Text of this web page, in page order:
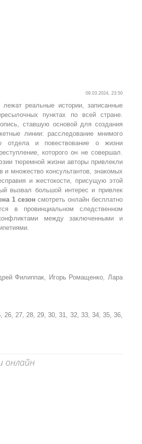
09.03.2024, 23:50
реальные истории, записанные
пунктах по всей стране.
ставшую основой для создания
линии: расследование мнимого
отдела и повествование о жизни
которого он не совершал.
тюремной жизни авторы привлекли
и множество консультантов, знакомых
и жестокости, присущую этой
вызвал большой интерес и привлек
1 сезон смотреть онлайн бесплатно
в провинциальном следственном
между заключенными и
Филиппак, Игорь Ромащенко, Лара
26, 27, 28, 29, 30, 31, 32, 33, 34, 35, 36,
онлайн